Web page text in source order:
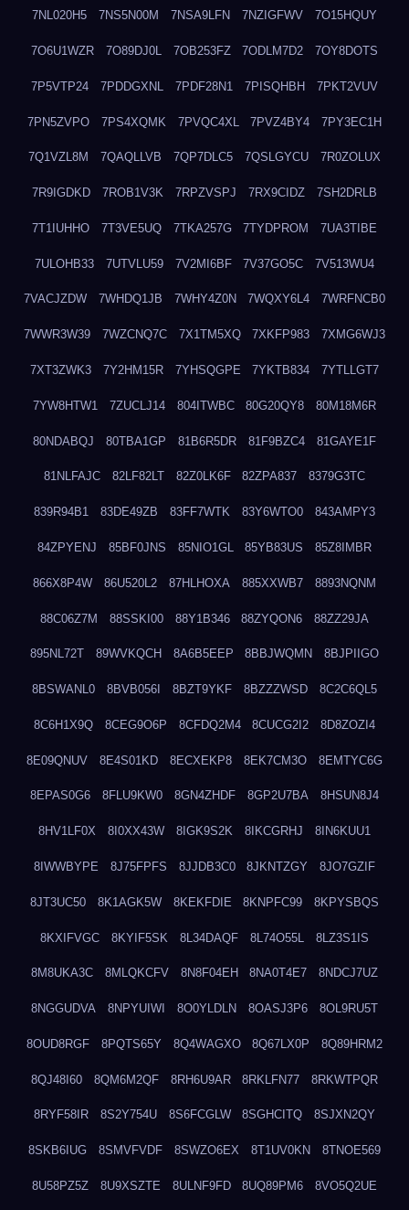
7NL020H5 7NS5N00M 7NSA9LFN 7NZIGFWV 7O15HQUY
7O6U1WZR 7O89DJ0L 7OB253FZ 7ODLM7D2 7OY8DOTS
7P5VTP24 7PDDGXNL 7PDF28N1 7PISQHBH 7PKT2VUV
7PN5ZVPO 7PS4XQMK 7PVQC4XL 7PVZ4BY4 7PY3EC1H
7Q1VZL8M 7QAQLLVB 7QP7DLC5 7QSLGYCU 7R0ZOLUX
7R9IGDKD 7ROB1V3K 7RPZVSPJ 7RX9CIDZ 7SH2DRLB
7T1IUHHO 7T3VE5UQ 7TKA257G 7TYDPROM 7UA3TIBE
7ULOHB33 7UTVLU59 7V2MI6BF 7V37GO5C 7V513WU4
7VACJZDW 7WHDQ1JB 7WHY4Z0N 7WQXY6L4 7WRFNCB0
7WWR3W39 7WZCNQ7C 7X1TM5XQ 7XKFP983 7XMG6WJ3
7XT3ZWK3 7Y2HM15R 7YHSQGPE 7YKTB834 7YTLLGT7
7YW8HTW1 7ZUCLJ14 804ITWBC 80G20QY8 80M18M6R
80NDABQJ 80TBA1GP 81B6R5DR 81F9BZC4 81GAYE1F
81NLFAJC 82LF82LT 82Z0LK6F 82ZPA837 8379G3TC
839R94B1 83DE49ZB 83FF7WTK 83Y6WTO0 843AMPY3
84ZPYENJ 85BF0JNS 85NIO1GL 85YB83US 85Z8IMBR
866X8P4W 86U520L2 87HLHOXA 885XXWB7 8893NQNM
88C06Z7M 88SSKI00 88Y1B346 88ZYQON6 88ZZ29JA
895NL72T 89WVKQCH 8A6B5EEP 8BBJWQMN 8BJPIIGO
8BSWANL0 8BVB056I 8BZT9YKF 8BZZZWSD 8C2C6QL5
8C6H1X9Q 8CEG9O6P 8CFDQ2M4 8CUCG2I2 8D8ZOZI4
8E09QNUV 8E4S01KD 8ECXEKP8 8EK7CM3O 8EMTYC6G
8EPAS0G6 8FLU9KW0 8GN4ZHDF 8GP2U7BA 8HSUN8J4
8HV1LF0X 8I0XX43W 8IGK9S2K 8IKCGRHJ 8IN6KUU1
8IWWBYPE 8J75FPFS 8JJDB3C0 8JKNTZGY 8JO7GZIF
8JT3UC50 8K1AGK5W 8KEKFDIE 8KNPFC99 8KPYSBQS
8KXIFVGC 8KYIF5SK 8L34DAQF 8L74O55L 8LZ3S1IS
8M8UKA3C 8MLQKCFV 8N8F04EH 8NA0T4E7 8NDCJ7UZ
8NGGUDVA 8NPYUIWI 8O0YLDLN 8OASJ3P6 8OL9RU5T
8OUD8RGF 8PQTS65Y 8Q4WAGXO 8Q67LX0P 8Q89HRM2
8QJ48I60 8QM6M2QF 8RH6U9AR 8RKLFN77 8RKWTPQR
8RYF58IR 8S2Y754U 8S6FCGLW 8SGHCITQ 8SJXN2QY
8SKB6IUG 8SMVFVDF 8SWZO6EX 8T1UV0KN 8TNOE569
8U58PZ5Z 8U9XSZTE 8ULNF9FD 8UQ89PM6 8VO5Q2UE